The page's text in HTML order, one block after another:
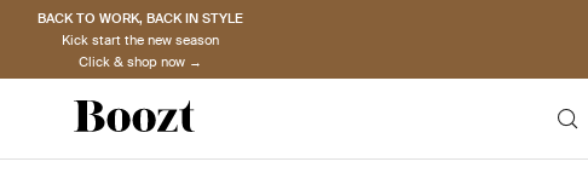
BACK TO WORK, BACK IN STYLE
Kick start the new season
Click & shop now →